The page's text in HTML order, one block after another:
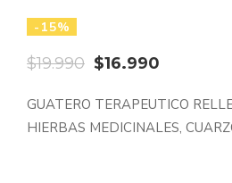
-15%
$19.990 El
original
$16.990
actual
GUATERO TERAPEUTICO
HIERBAS MEDICINALES,